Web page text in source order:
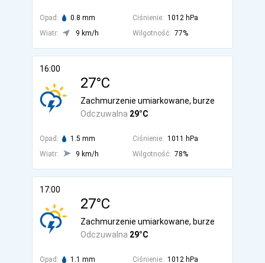
Opad: 0.8 mm Ciśnienie: 1012 hPa
Wiatr:
9 km/h Wilgotność: 77%
16:00
27°C
Odczuwalna 29°C
Zachmurzenie umiarkowane, burze
Opad: 1.5 mm Ciśnienie: 1011 hPa
Wiatr:
9 km/h Wilgotność: 78%
17:00
27°C
Odczuwalna 29°C
Zachmurzenie umiarkowane, burze
Opad: 1.1 mm Ciśnienie: 1012 hPa